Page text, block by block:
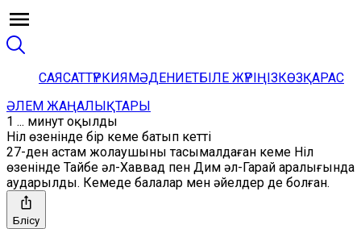
САЯСАТТҮРКИЯМӘДЕНИЕТБІЛЕ ЖҮРІҢІЗКӨЗҚАРАС
ӘЛЕМ ЖАҢАЛЫҚТАРЫ
1 ... минут оқылды
Ніл өзенінде бір кеме батып кетті
27-ден астам жолаушыны тасымалдаған кеме Ніл
өзенінде Тайбе әл-Хаввад пен Дим әл-Гарай аралығында
аударылды. Кемеде балалар мен әйелдер де болған.
Бөлісу